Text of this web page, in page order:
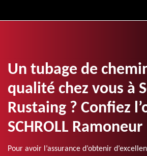
Un tubage de
qualité chez vous à
Rustaing ? Confiez
SCHROLL Ramoneur
Pour avoir l’assurance d’obtenir